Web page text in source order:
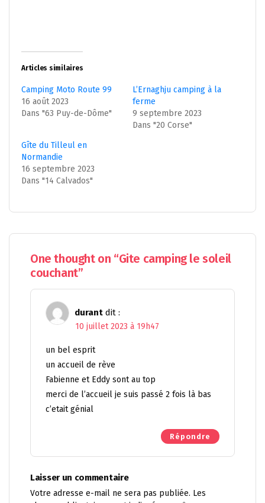
Articles similaires
Camping Moto Route 99
16 août 2023
Dans "63 Puy-de-Dôme"
L’Ernaghju camping à la
ferme
9 septembre 2023
Dans "20 Corse"
Gîte du Tilleul en
Normandie
16 septembre 2023
Dans "14 Calvados"
One thought on “Gite camping le soleil
couchant”
durant dit :
10 juillet 2023 à 19h47
un bel esprit
un accueil de rève
Fabienne et Eddy sont au top
merci de l’accueil je suis passé 2 fois là bas
c’etait génial
Répondre
Laisser un commentaire
Votre adresse e-mail ne sera pas publiée. Les